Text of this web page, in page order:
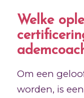
Welke
Om een
worden, is